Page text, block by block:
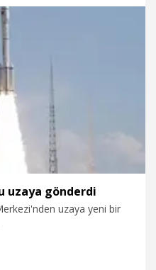
şehir olacak. Özellikle
obüs mühimmatları
getirileceği için bu noktada
uzaya gönderdi
uzaya yeni bir